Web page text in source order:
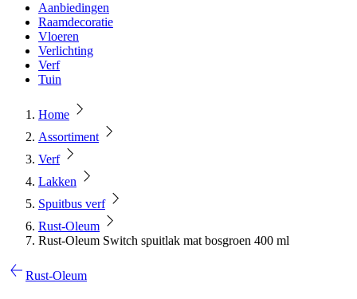
Aanbiedingen
Raamdecoratie
Vloeren
Verlichting
Verf
Tuin
Home
Assortiment
Verf
Lakken
Spuitbus verf
Rust-Oleum
Rust-Oleum Switch spuitlak mat bosgroen 400 ml
Rust-Oleum